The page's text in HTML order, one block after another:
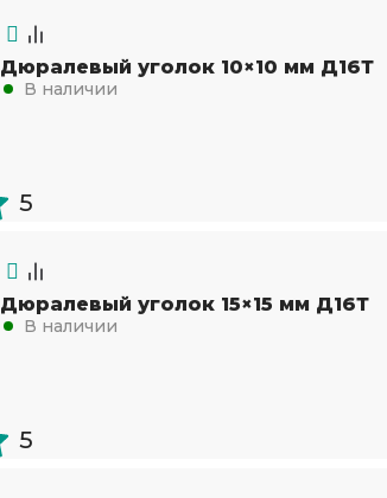
Дюралевый уголок 10×10 мм Д16Т
В наличии
5
Дюралевый уголок 15×15 мм Д16Т
В наличии
5